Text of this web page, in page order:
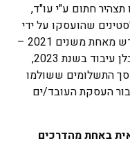
חתום ע"י עו"ד,
שהועסקו על ידי
המבקש במשרה מלאה לכל חודש מאחת משנים 2021 –
2023 או אם המבקש נעזר בקבלן עיבוד בשנת 2023,
סך התשלומים ששולמו
עבור העסקת העובד/ים
באחת מהדרכים